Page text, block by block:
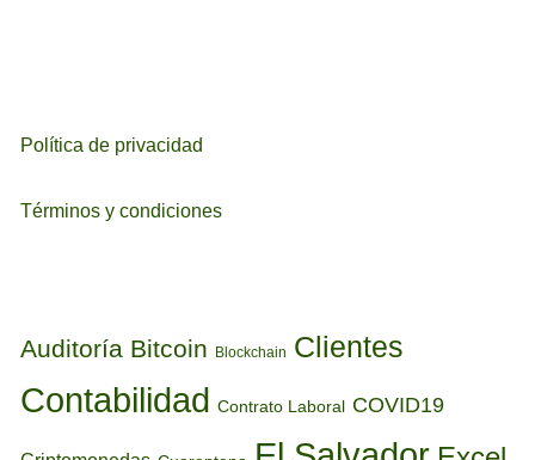
Política de privacidad
Términos y condiciones
Auditoría Bitcoin Blockchain Clientes
Contabilidad Contrato Laboral COVID19